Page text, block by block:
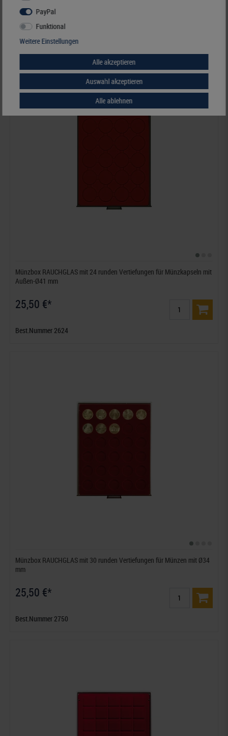
25,50 €*
Best.Nummer 2135M
Münzbox RAUCHGLAS mit 24 runden Vertiefungen für Münzkapseln mit
Außen-Ø41 mm
25,50 €*
Best.Nummer 2624
Münzbox RAUCHGLAS mit 30 runden Vertiefungen für Münzen mit Ø34
mm
25,50 €*
Best.Nummer 2750
PayPal
Funktional
Weitere Einstellungen
Alle akzeptieren
Auswahl akzeptieren
Alle ablehnen